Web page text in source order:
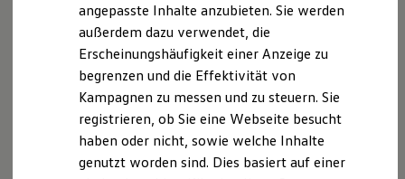
Batterieverordnung
XTL-Dieselkraftstoff
Ersatzteile und Betriebsflüssigkeiten
Original Zubehör und Lifestyle Produkte
myVolkswagen
myVolkswagen Business
Elektrisch & Autonom
Elektro - & Hybridfahrzeuge
Unser Ansatz
Klimafreundlicher Strom
angepasste Inhalte anzubieten. Sie werden
außerdem dazu verwendet, die
Erscheinungshäufigkeit einer Anzeige zu
begrenzen und die Effektivität von
Kampagnen zu messen und zu steuern. Sie
registrieren, ob Sie eine Webseite besucht
haben oder nicht, sowie welche Inhalte
genutzt worden sind. Dies basiert auf einer